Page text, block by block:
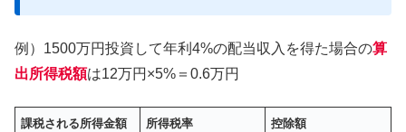
例）1500万円投資して年利4%の配当収入を得た場合の算
出所得税額は12万円×5%＝0.6万円
課税される所得金額 所得税率 控除額